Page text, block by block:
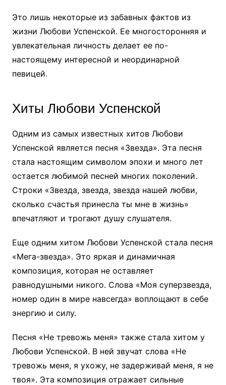
Это лишь некоторые из забавных фактов из
жизни Любови Успенской. Ее многосторонняя и
увлекательная личность делает ее по-
настоящему интересной и неординарной
певицей.
Хиты Любови Успенской
Одним из самых известных хитов Любови
Успенской является песня «Звезда». Эта песня
стала настоящим символом эпохи и много лет
остается любимой песней многих поколений.
Строки «Звезда, звезда, звезда нашей любви,
сколько счастья принесла ты мне в жизнь»
впечатляют и трогают душу слушателя.
Еще одним хитом Любови Успенской стала песня
«Мега-звезда». Это яркая и динамичная
композиция, которая не оставляет
равнодушными никого. Слова «Моя суперзвезда,
номер один в мире навсегда» воплощают в себе
энергию и силу.
Песня «Не тревожь меня» также стала хитом у
Любови Успенской. В ней звучат слова «Не
тревожь меня, я ухожу, не задерживай меня, я не
твоя». Эта композиция отражает сильные